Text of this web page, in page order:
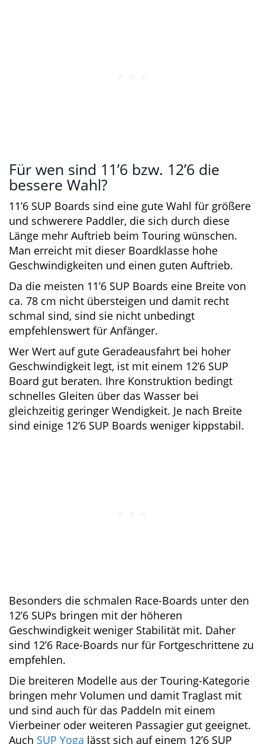
Für wen sind 11’6 bzw. 12’6 die
bessere Wahl?
11’6 SUP Boards sind eine gute Wahl für
größere und schwerere Paddler, die sich durch
diese Länge mehr Auftrieb beim Touring
wünschen. Man erreicht mit dieser Boardklasse
hohe Geschwindigkeiten und einen guten
Auftrieb.
Da die meisten 11’6 SUP Boards eine Breite von
ca. 78 cm nicht übersteigen und damit recht
schmal sind, sind sie nicht unbedingt
empfehlenswert für Anfänger.
Wer Wert auf gute Geradeausfahrt bei hoher
Besonders die schmalen Race-Boards unter
den 12’6 SUPs bringen mit der höheren
Geschwindigkeit weniger Stabilität mit. Daher
sind 12’6 Race-Boards nur für Fortgeschrittene